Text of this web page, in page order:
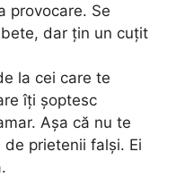
provocare. Se
dar țin un cuțit
la cei care te
îți șoptesc
Așa că nu te
prietenii falși. Ei